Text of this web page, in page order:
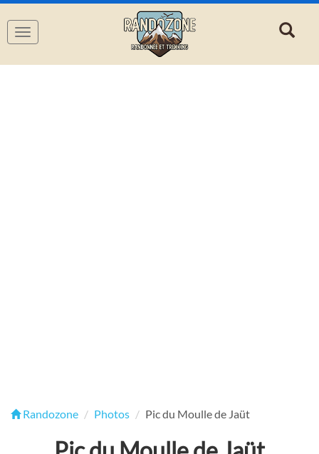
Navigation
Randozone Photos Pic du Moulle de Jaüt